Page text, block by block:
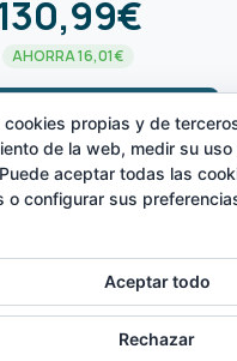
AHORRA 16,01€
QUIERO!arrow_forward
CREADO POR
cookies propias y de
de la web, medir su
aceptar todas las
o configurar sus
Aceptar todo
Rechazar